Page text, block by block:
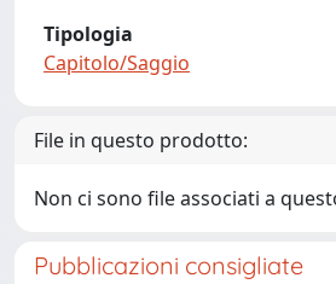
Tipologia
Capitolo/Saggio
File in questo prodotto:
Non ci sono file associati a
Pubblicazioni consigliate